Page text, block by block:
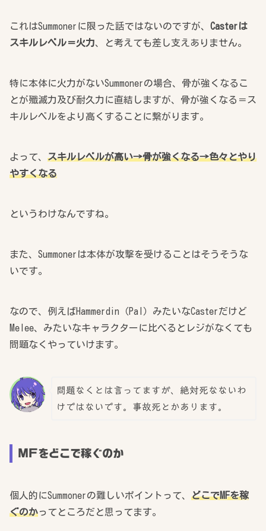
これはSummonerに限った話ではないのですが、 Casterは
スキルレベル＝火力、と考えても差し支えありません。
特に本体に火力がないSummonerの場合、骨が強くなるこ
とが殲滅力及び耐久力に直結しますが、骨が強くなる＝ス
キルレベルをより高くすることに繋がります。
よって、 スキルレベルが高い→骨が強くなる→色々とやり
やすくなる
というわけなんですね。
また、Summonerは本体が攻撃を受けることはそうそうな
いです。
なので、例えばHammerdin（Pal）みたいなCasterだけど
Melee、みたいなキャラクターに比べるとレジがなくても
問題なくやっていけます。
問題なくとは言ってますが、絶対死なないわ
けではないです。事故死とかあります。
MFをどこで稼ぐのか
個人的にSummonerの難しいポイントって、 どこでMFを稼
ぐのかってところだと思ってます。